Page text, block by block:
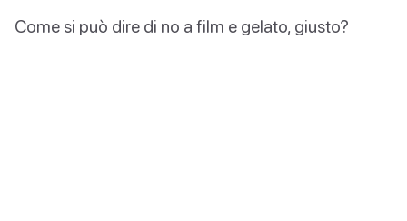
Come si può dire di no a film e gelato, giusto?